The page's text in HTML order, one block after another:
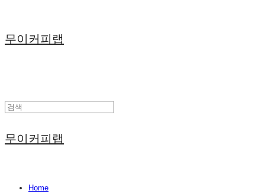
무이커피랩
무이커피랩
Home